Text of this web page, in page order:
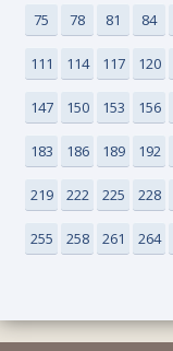
75 78 81 84
111 114 117 120
147 150 153 156
183 186 189 192
219 222 225 228
255 258 261 264